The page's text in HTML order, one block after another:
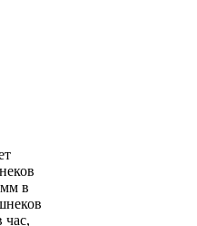
в
час,